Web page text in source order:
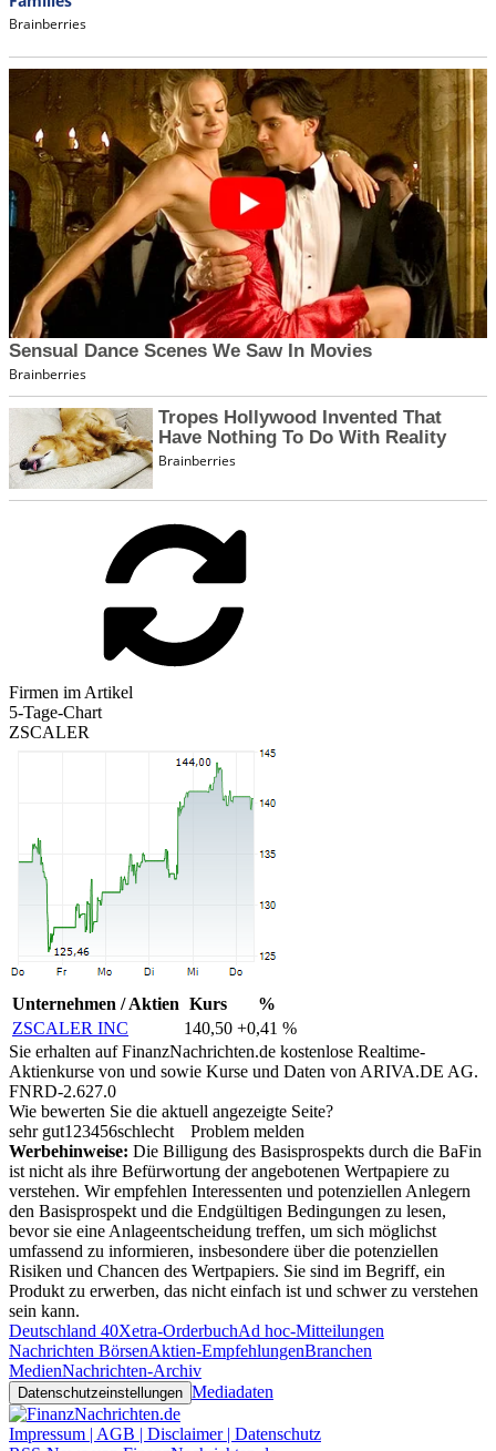
Firmen im Artikel
5-Tage-Chart
ZSCALER
Unternehmen / Aktien Kurs
%
ZSCALER INC
140,50 +0,41 %
Sie erhalten auf FinanzNachrichten.de kostenlose Realtime-
Aktienkurse von und sowie Kurse und Daten von ARIVA.DE AG.
FNRD-2.627.0
Wie bewerten Sie die aktuell angezeigte Seite?
sehr gut1 23456schlecht
Problem melden
Werbehinweise: Die Billigung des Basisprospekts durch die BaFin
ist nicht als ihre Befürwortung der angebotenen Wertpapiere zu
verstehen. Wir empfehlen Interessenten und potenziellen Anlegern
den Basisprospekt und die Endgültigen Bedingungen zu lesen,
bevor sie eine Anlageentscheidung treffen, um sich möglichst
umfassend zu informieren, insbesondere über die potenziellen
Risiken und Chancen des Wertpapiers. Sie sind im Begriff, ein
Produkt zu erwerben, das nicht einfach ist und schwer zu verstehen
sein kann.
Deutschland 40Xetra-OrderbuchAd hoc-Mitteilungen
Nachrichten BörsenAktien-EmpfehlungenBranchen
MedienNachrichten-Archiv
Datenschutzeinstellungen Mediadaten
Impressum | AGB | Disclaimer | Datenschutz